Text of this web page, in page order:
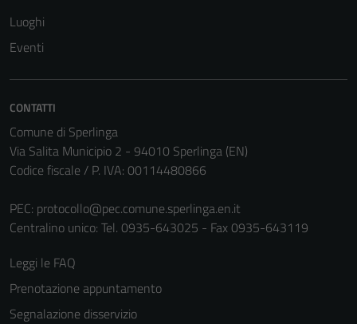
Luoghi
Eventi
CONTATTI
Comune di Sperlinga
Via Salita Municipio 2 - 94010 Sperlinga (EN)
Codice fiscale / P. IVA: 00114480866
PEC: protocollo@pec.comune.sperlinga.en.it
Centralino unico: Tel. 0935-643025 - Fax 0935-643119
Leggi le FAQ
Prenotazione appuntamento
Segnalazione disservizio